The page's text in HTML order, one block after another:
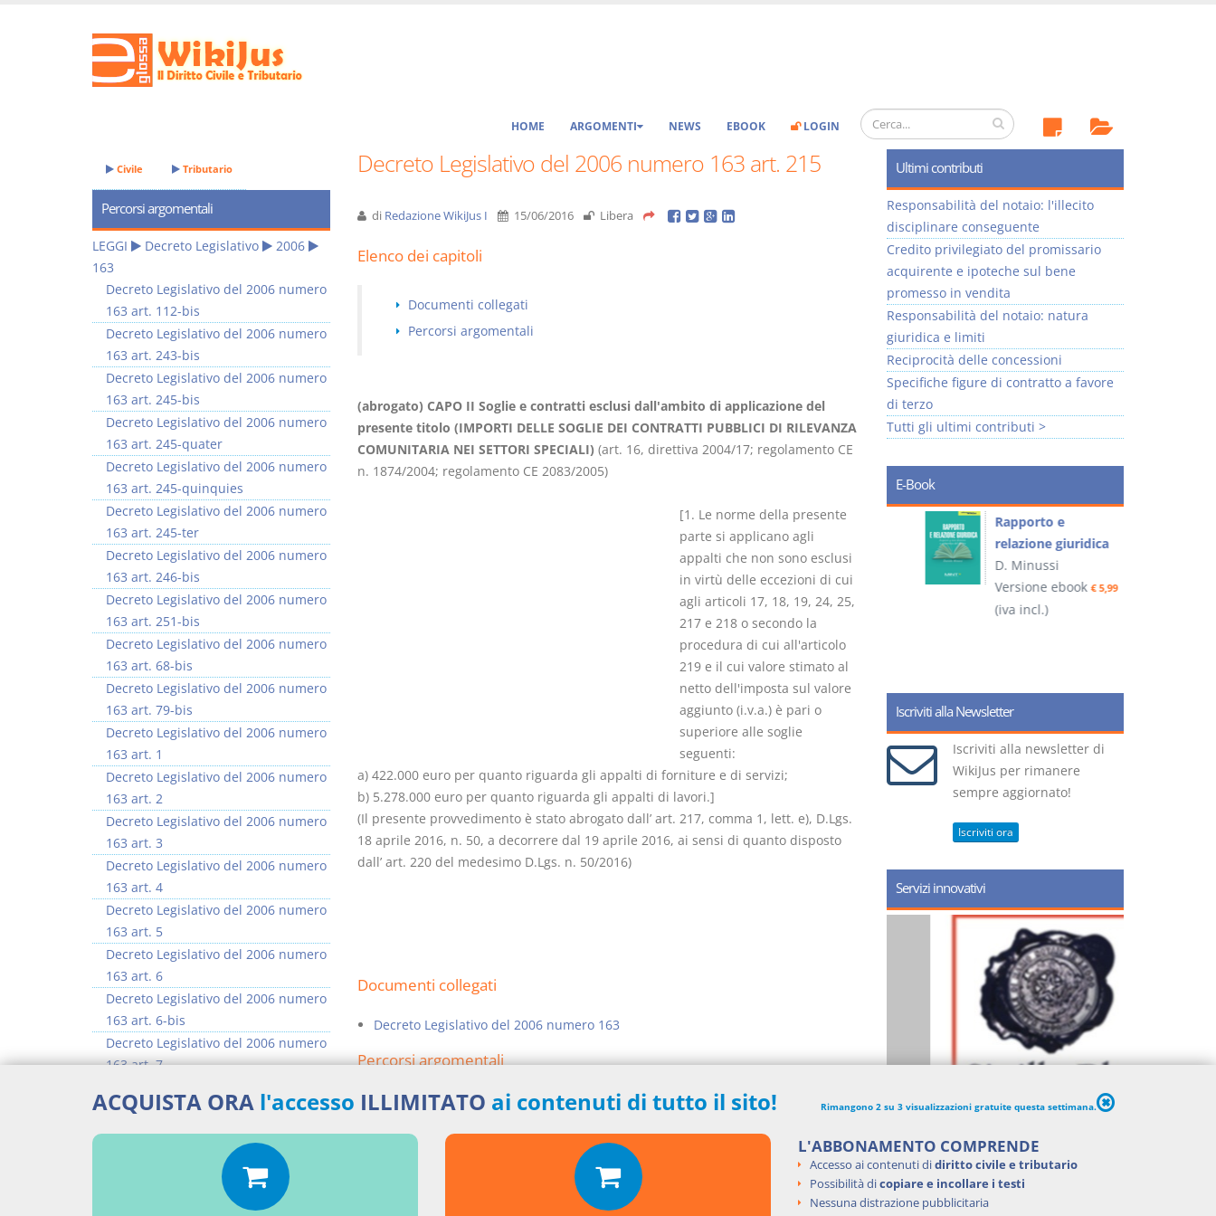
HOME ARGOMENTI NEWS EBOOK LOGIN
Decreto Legislativo del 2006 numero 163 art. 215
di Redazione WikiJus I 15/06/2016 Libera
Elenco dei capitoli
Documenti collegati
Percorsi argomentali
(abrogato) CAPO II Soglie e contratti esclusi dall'ambito di applicazione del
presente titolo (IMPORTI DELLE SOGLIE DEI CONTRATTI PUBBLICI DI RILEVANZA
COMUNITARIA NEI SETTORI SPECIALI) (art. 16, direttiva 2004/17; regolamento CE
n. 1874/2004; regolamento CE 2083/2005)
[1. Le norme della presente
parte si applicano agli
appalti che non sono esclusi
in virtù delle eccezioni di cui
agli articoli 17, 18, 19, 24, 25,
217 e 218 o secondo la
procedura di cui all'articolo
219 e il cui valore stimato al
netto dell'imposta sul valore
aggiunto (i.v.a.) è pari o
superiore alle soglie
seguenti:
a) 422.000 euro per quanto riguarda gli appalti di forniture e di servizi;
b) 5.278.000 euro per quanto riguarda gli appalti di lavori.]
(Il presente provvedimento è stato abrogato dall’ art. 217, comma 1, lett. e), D.Lgs.
18 aprile 2016, n. 50, a decorrere dal 19 aprile 2016, ai sensi di quanto disposto
dall’ art. 220 del medesimo D.Lgs. n. 50/2016)
Documenti collegati
Decreto Legislativo del 2006 numero 163
Percorsi argomentali
Leggi Decreto Legislativo 2006 163
Aggiungi un commento
Civile Tributario
Percorsi argomentali
LEGGI Decreto Legislativo
2006
163
Decreto Legislativo del 2006 numero
163 art. 112-bis
Decreto Legislativo del 2006 numero
163 art. 243-bis
Decreto Legislativo del 2006 numero
163 art. 245-bis
Decreto Legislativo del 2006 numero
163 art. 245-quater
Decreto Legislativo del 2006 numero
163 art. 245-quinquies
Decreto Legislativo del 2006 numero
163 art. 245-ter
Decreto Legislativo del 2006 numero
163 art. 246-bis
Decreto Legislativo del 2006 numero
163 art. 251-bis
Decreto Legislativo del 2006 numero
163 art. 68-bis
Decreto Legislativo del 2006 numero
163 art. 79-bis
Decreto Legislativo del 2006 numero
163 art. 1
Decreto Legislativo del 2006 numero
163 art. 2
Decreto Legislativo del 2006 numero
163 art. 3
Decreto Legislativo del 2006 numero
163 art. 4
Decreto Legislativo del 2006 numero
163 art. 5
Decreto Legislativo del 2006 numero
163 art. 6
Decreto Legislativo del 2006 numero
163 art. 6-bis
Decreto Legislativo del 2006 numero
163 art. 7
163 art. 8
Decreto Legislativo del 2006 numero
>> Vai all'argomento completo
Ultimi contributi
Responsabilità del notaio: l'illecito
disciplinare conseguente
Credito privilegiato del promissario
acquirente e ipoteche sul bene
promesso in vendita
Responsabilità del notaio: natura
giuridica e limiti
Reciprocità delle concessioni
Specifiche figure di contratto a favore
di terzo
Tutti gli ultimi contributi >
E-Book
I Vincoli Preliminari
D. Minussi
Versione ebook
(iva incl.)
Prescrizione e
decadenza
D. Minussi
Versione ebook€ 4,19
(iva incl.)
Rapporto e
relazione giuridica
D. Minussi
Versione ebook€ 5,99
(iva incl.)
Iscriviti alla Newsletter
Iscriviti alla newsletter di
WikiJus per rimanere
sempre aggiornato!
Iscriviti ora
Servizi innovativi
ACQUISTA ORA l'accesso ILLIMITATO ai contenuti di tutto il sito! Rimangono 2 su 3 visualizzazioni gratuite questa settimana.
L'ABBONAMENTO COMPRENDE
Accesso ai contenuti didiritto civile e tributario
Possibilità dicopiare e incollare i testi
Nessuna distrazione pubblicitaria